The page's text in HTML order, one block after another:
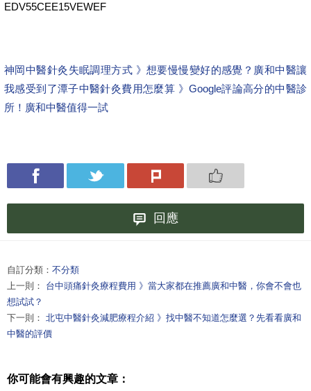
EDV55CEE15VEWEF
神岡中醫針灸失眠調理方式 》想要慢慢變好的感覺？廣和中醫讓
我感受到了潭子中醫針灸費用怎麼算 》Google評論高分的中醫診
所！廣和中醫值得一試
回應
自訂分類： 不分類
上一則： 台中頭痛針灸療程費用 》當大家都在推薦廣和中醫，你會不會也
想試試？
下一則： 北屯中醫針灸減肥療程介紹 》找中醫不知道怎麼選？先看看廣和
中醫的評價
你可能會有興趣的文章：